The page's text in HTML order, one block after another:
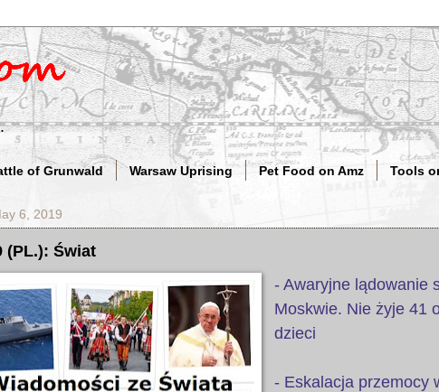
of Grunwald Warsaw Uprising Pet Food on Amz Tools
6, 2019
(PL.): Świat
- Awaryjne lądowanie
Moskwie. Nie żyje 41
dzieci
- Eskalacja przemocy